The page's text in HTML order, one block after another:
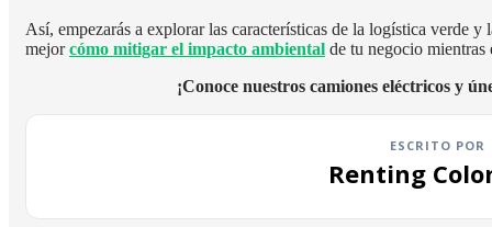
Así, empezarás a explorar las características de la logística verde y
mejor cómo mitigar el impacto ambiental de tu negocio mientras
¡Conoce nuestros camiones eléctricos y
ESCRITO POR
Renting